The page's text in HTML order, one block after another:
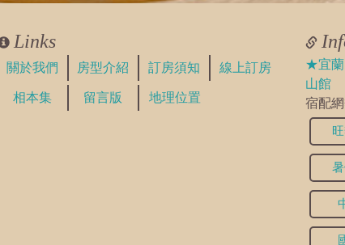
了喔
Links
關於我們 房型介紹 訂房須知 線上訂房
相本集 留言版 地理位置
★宜蘭
山館
宿配